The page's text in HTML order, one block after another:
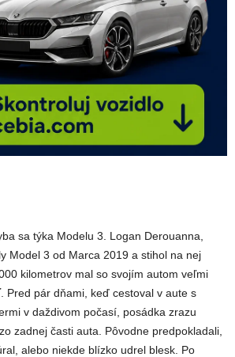
sa týka Modelu 3. Logan Derouanna,
Model 3 od Marca 2019 a stihol na nej
kilometrov mal so svojím autom veľmi
Pred pár dňami, keď cestoval v aute s
v daždivom počasí, posádka zrazu
zadnej časti auta. Pôvodne predpokladali,
alebo niekde blízko udrel blesk. Po